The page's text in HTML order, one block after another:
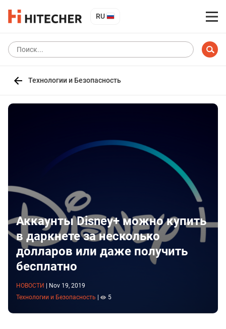
RU
Технологии и Безопасность
Аккаунты Disney+ можно купить
в даркнете за несколько
долларов или даже получить
бесплатно
НОВОСТИ
Nov 19, 2019
Технологии и Безопасность
5